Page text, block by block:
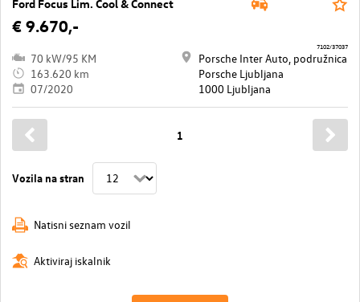
Ford Focus Lim. Cool & Connect
€ 9.670,-
70 kW/95 KM
163.620 km
07/2020
Porsche Inter Auto, podružnica
Porsche Ljubljana
1000 Ljubljana
7102/37037
Vozila na stran
1
Natisni seznam vozil
Aktiviraj iskalnik